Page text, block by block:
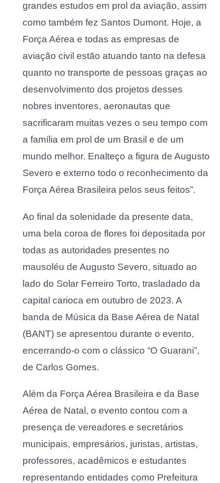
grandes estudos em prol da aviação, assim
como também fez Santos Dumont. Hoje, a
Força Aérea e todas as empresas de
aviação civil estão atuando tanto na defesa
quanto no transporte de pessoas graças ao
desenvolvimento dos projetos desses
nobres inventores, aeronautas que
sacrificaram muitas vezes o seu tempo com
a família em prol de um Brasil e de um
mundo melhor. Enalteço a figura de Augusto
Severo e externo todo o reconhecimento da
Força Aérea Brasileira pelos seus feitos”.
Ao final da solenidade da presente data,
uma bela coroa de flores foi depositada por
todas as autoridades presentes no
mausoléu de Augusto Severo, situado ao
lado do Solar Ferreiro Torto, trasladado da
capital carioca em outubro de 2023. A
banda de Música da Base Aérea de Natal
(BANT) se apresentou durante o evento,
encerrando-o com o clássico “O Guarani”,
de Carlos Gomes.
Além da Força Aérea Brasileira e da Base
Aérea de Natal, o evento contou com a
presença de vereadores e secretários
municipais, empresários, juristas, artistas,
professores, acadêmicos e estudantes
representando entidades como Prefeitura